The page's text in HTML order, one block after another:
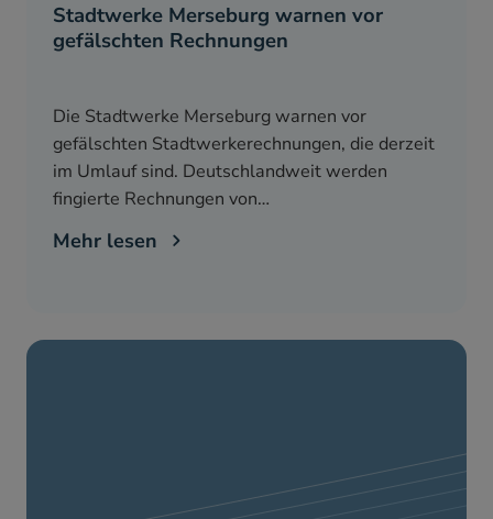
Stadtwerke Merseburg warnen vor
gefälschten Rechnungen
Die Stadtwerke Merseburg warnen vor
gefälschten Stadtwerkerechnungen, die derzeit
im Umlauf sind. Deutschlandweit werden
fingierte Rechnungen von…
Mehr lesen